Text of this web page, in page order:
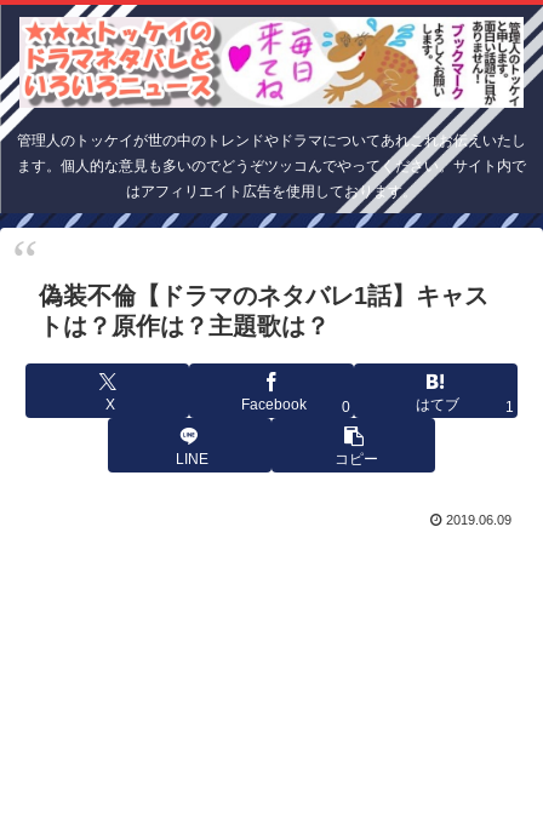
管理人のトッケイが世の中のトレンドやドラマについてあれこれお伝えいたし
ます。個人的な意見も多いのでどうぞツッコんでやってください。サイト内で
はアフィリエイト広告を使用しております。
偽装不倫【ドラマのネタバレ1話】キャス
トは？原作は？主題歌は？
X Facebook 0 はてブ 1
LINE コピー
2019.06.09